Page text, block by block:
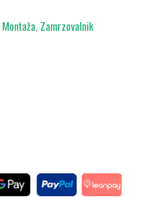
Montaža, Zamrzovalnik